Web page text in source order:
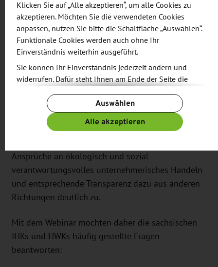
und bestimmten Unternehmenseigenschaften
gestaffelt ein. KMU können indirekt, z.B. im
Rahmen von Geschäftsbeziehungen, ebenfalls
betroffen sein.
Viele dieser indirekt betroffenen,
berichtspflichtigen Unternehmen spüren schon
jetzt deutlich die Auswirkungen der neuen
Regulierung insbesondere anhand von Fragebögen
ihrer Kunden, die sich Informationen entlang der
Ansprüche an ökologisch und sozial
verantwortungsvolles unternehmerisches Handeln
und entsprechende Transparenz dazu aus anderen
Richtungen deutlich zu.
Mit dem Webinar möchten daher die sächsischen
IHKs und HWKs häufig gestellte Fragen
beantworten:
Klicken Sie auf „Alle akzeptieren“, um alle Cookies zu
akzeptieren. Möchten Sie die verwendeten Cookies
anpassen, nutzen Sie bitte die Schaltfläche „Auswählen“.
Funktionale Cookies werden auch ohne Ihr
Einverständnis weiterhin ausgeführt.
Sie können Ihr Einverständnis jederzeit ändern und
widerrufen. Dafür steht Ihnen am Ende der Seite die
Verfügung.
Weitere Informationen finden Sie in unseren
Datenschutzbestimmungenund ergänzend in unserem
Auswählen
Alle akzeptieren